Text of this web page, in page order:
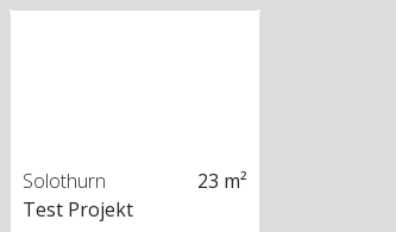
Solothurn
23 m²
Test Projekt